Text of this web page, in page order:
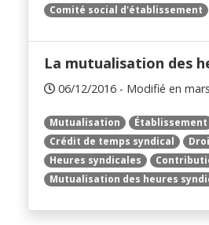
Comité social d'établissement
La mutualisation des
06/12/2016 - Modifié en
Mutualisation
Établissement
Crédit de temps syndical
Heures syndicales
Mutualisation des heures